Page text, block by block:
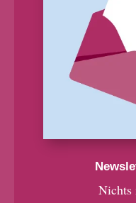
Nichts